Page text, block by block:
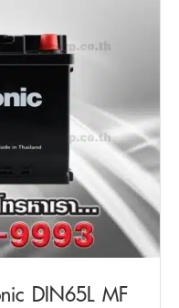
DIN65L MF